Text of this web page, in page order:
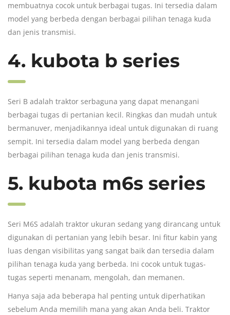
membuatnya cocok untuk berbagai tugas. Ini tersedia dalam
model yang berbeda dengan berbagai pilihan tenaga kuda
dan jenis transmisi.
4. kubota b series
Seri B adalah traktor serbaguna yang dapat menangani
berbagai tugas di pertanian kecil. Ringkas dan mudah untuk
bermanuver, menjadikannya ideal untuk digunakan di ruang
sempit. Ini tersedia dalam model yang berbeda dengan
berbagai pilihan tenaga kuda dan jenis transmisi.
5. kubota m6s series
Seri M6S adalah traktor ukuran sedang yang dirancang untuk
digunakan di pertanian yang lebih besar. Ini fitur kabin yang
luas dengan visibilitas yang sangat baik dan tersedia dalam
pilihan tenaga kuda yang berbeda. Ini cocok untuk tugas-
tugas seperti menanam, mengolah, dan memanen.
Hanya saja ada beberapa hal penting untuk diperhatikan
sebelum Anda memilih mana yang akan Anda beli. Traktor